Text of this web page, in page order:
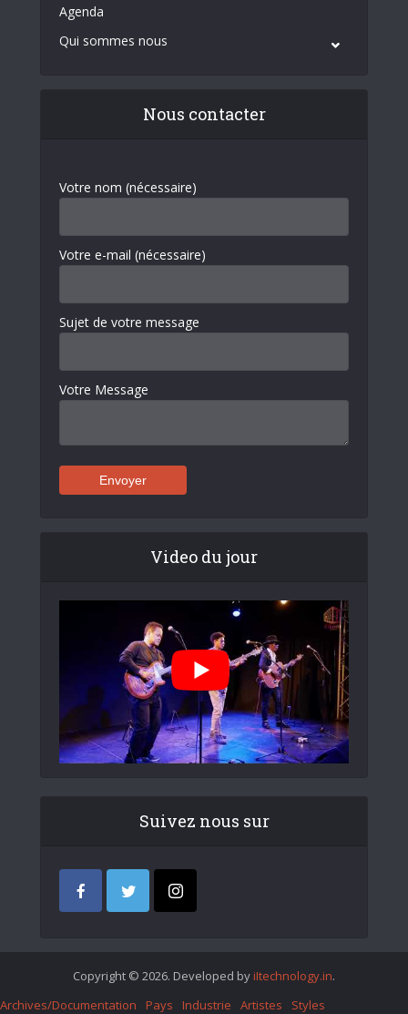
Agenda
Qui sommes nous
Nous contacter
Votre nom (nécessaire)
Votre e-mail (nécessaire)
Sujet de votre message
Votre Message
Video du jour
Suivez nous sur
Copyright © 2026. Developed by iItechnology.in.
Archives/Documentation
Pays Industrie Artistes Styles